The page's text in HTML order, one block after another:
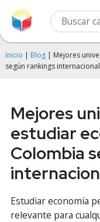
Inicio | Blog | Mejores
según rankings
Mejores
estudiar
Colombia
Estudiar economía
relevante para